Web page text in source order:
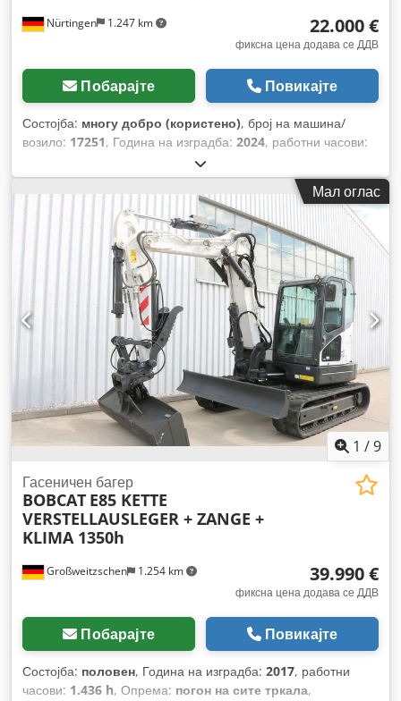
Nürtingen 1.247 km 22.000 €
фиксна цена додава се ДДВ
Побарајте Повикајте
Состојба: многу добро (користено), број на машина/
возило: 17251, Година на изградба: 2024, работни часови:
2.000 кг
4.730 мм, слободно подигање:1.470 мм, центар на
, тип на гориво:дизел
, тип на јарбол:
триплекс
, градежна височина:2.190 мм, должина на
1.050 мм, големина на предната гума:
7.00-15
, димензија на задна гума:6.50-10, вкупна тежина:
Мал оглас
1 /9
Großweitzschen 1.254 km
Гасеничен багер
BOBCAT E85 KETTE
VERSTELLAUSLEGER + ZANGE +
KLIMA 1350h
39.990 €
фиксна цена додава се ДДВ
Побарајте Повикајте
Состојба: половен, Година на изградба: 2017, работни
часови: 1.436 h, Опрема: погон на сите тркала,